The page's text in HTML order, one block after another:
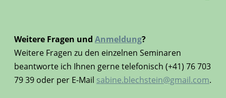
Weitere Fragen und Anmeldung?
Weitere Fragen zu den einzelnen Seminaren
beantworte ich Ihnen gerne telefonisch (+41) 76 703
79 39 oder per E-Mail sabine.blechstein@gmail.com.